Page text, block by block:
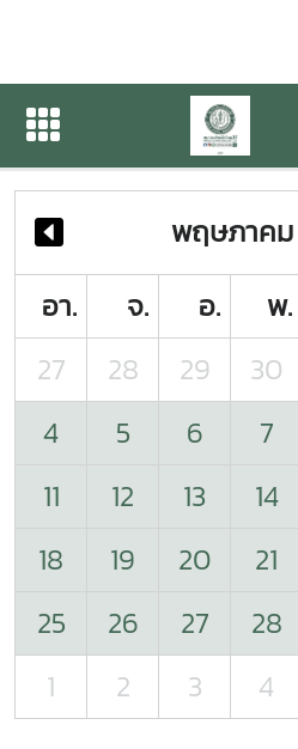
ปฏิทินกิจกรรมขอ
ปฏิทินกิจกรรมของหน่วยงาน
พฤษภาค
อา.
จ. อ. พ.
27
28 29 30
4
5 6 7
11
12 13 14
18
19 20 21
25
26 27 28
1
2 3 4